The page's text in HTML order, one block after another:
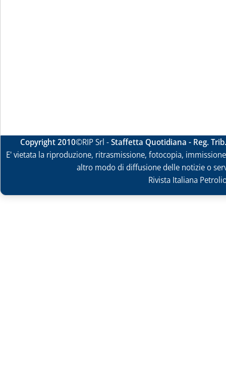
Copyright 2010©RIP Srl -Staffetta Quotidiana - Reg.
E' vietata la riproduzione, ritrasmissione, fotocopia,
altro modo di diffusione delle notizie o
Rivista Italiana